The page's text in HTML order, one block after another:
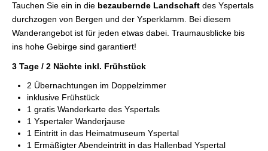
Tauchen Sie ein in die bezaubernde Landschaft des Yspertals
durchzogen von Bergen und der Ysperklamm. Bei diesem
Wanderangebot ist für jeden etwas dabei. Traumausblicke bis
ins hohe Gebirge sind garantiert!
3 Tage / 2 Nächte inkl. Frühstück
2 Übernachtungen im Doppelzimmer
inklusive Frühstück
1 gratis Wanderkarte des Yspertals
1 Yspertaler Wanderjause
1 Eintritt in das Heimatmuseum Yspertal
1 Ermäßigter Abendeintritt in das Hallenbad Yspertal